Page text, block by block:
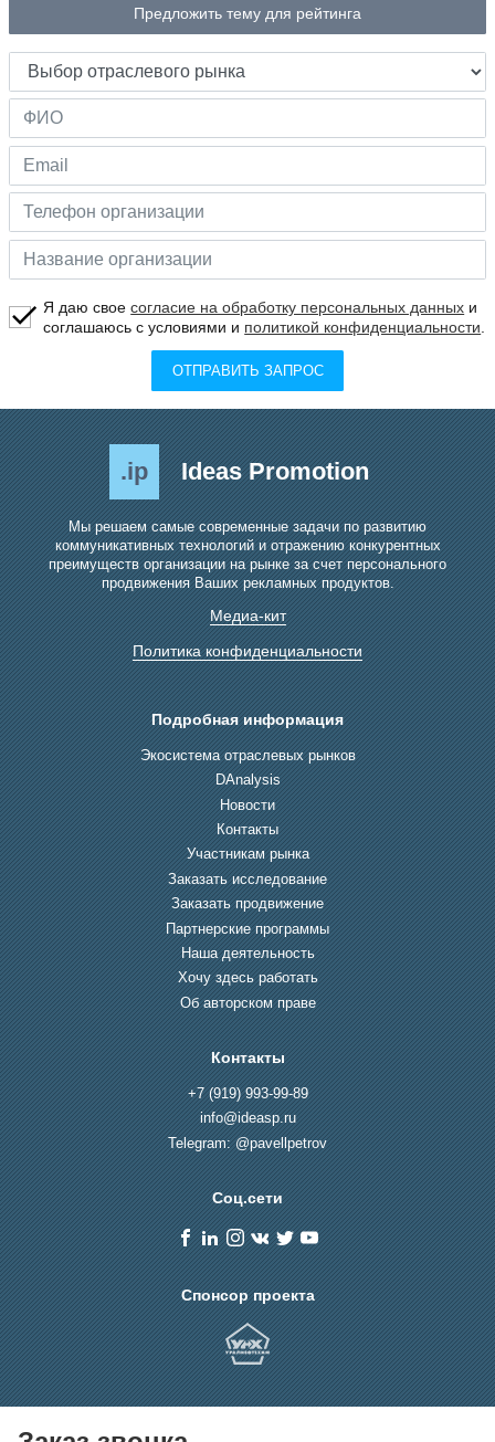
Предложить тему для рейтинга
Я даю своесогласие на обработку персональных данных и
соглашаюсь с условиями и политикой конфиденциальности
ОТПРАВИТЬ ЗАПРОС
.ip Ideas Promotion
Мы решаем самые современные задачи по развитию
коммуникативных технологий и отражению конкурентных
преимуществ организации на рынке за счет персонального
продвижения Ваших рекламных продуктов.
Медиа-кит
Политика конфиденциальности
Подробная информация
Экосистема отраслевых рынков
DAnalysis
Новости
Контакты
Участникам рынка
Заказать исследование
Заказать продвижение
Партнерские программы
Наша деятельность
Хочу здесь работать
Об авторском праве
Контакты
+7 (919) 993-99-89
info@ideasp.ru
Telegram: @pavellpetrov
Соц.сети
Спонсор проекта